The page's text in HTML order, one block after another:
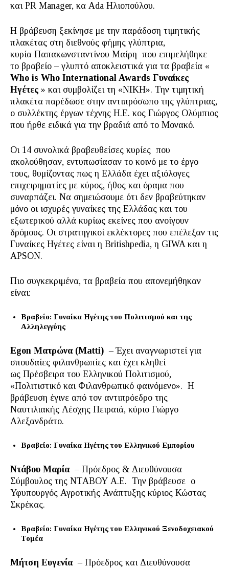
και PR Manager, κα Ada Ηλιοπούλου.
Η βράβευση ξεκίνησε με την παράδοση τιμητικής
πλακέτας στη διεθνούς φήμης γλύπτρια,
κυρία Παπακωνσταντίνου Μαίρη που επιμελήθηκε
το βραβείο – γλυπτό αποκλειστικά για τα βραβεία «
Who is Who International Awards Γυναίκες
Ηγέτες » και συμβολίζει τη «ΝΙΚΗ». Την τιμητική
πλακέτα παρέδωσε στην αντιπρόσωπο της γλύπτριας,
ο συλλέκτης έργων τέχνης Η.Ε. κος Γιώργος Ολύμπιος
που ήρθε ειδικά για την βραδιά από το Μονακό.
Οι 14 συνολικά βραβευθείσες κυρίες που
ακολούθησαν, εντυπωσίασαν το κοινό με το έργο
τους, θυμίζοντας πως η Ελλάδα έχει αξιόλογες
επιχειρηματίες με κύρος, ήθος και όραμα που
συναρπάζει. Να σημειώσουμε ότι δεν βραβεύτηκαν
μόνο οι ισχυρές γυναίκες της Ελλάδας και του
εξωτερικού αλλά κυρίως εκείνες που ανοίγουν
δρόμους. Οι στρατηγικοί εκλέκτορες που επέλεξαν τις
Γυναίκες Ηγέτες είναι η Britishpedia, η GIWA και η
APSON.
Πιο συγκεκριμένα, τα βραβεία που απονεμήθηκαν
είναι:
Βραβείο: Γυναίκα Ηγέτης του Πολιτισμού και της
Αλληλεγγύης
Egon Ματρώνα (Matti) – Έχει αναγνωριστεί για
σπουδαίες φιλανθρωπίες και έχει κληθεί
ως Πρέσβειρα του Ελληνικού Πολιτισμού,
«Πολιτιστικό και Φιλανθρωπικό φαινόμενο». Η
βράβευση έγινε από τον αντιπρόεδρο της
Ναυτιλιακής Λέσχης Πειραιά, κύριο Γιώργο
Αλεξανδράτο.
Βραβείο: Γυναίκα Ηγέτης του Ελληνικού Εμπορίου
Ντάβου Μαρία – Πρόεδρος & Διευθύνουσα
Σύμβουλος της ΝΤΑΒΟΥ Α.Ε. Την βράβευσε ο
Υφυπουργός Αγροτικής Ανάπτυξης κύριος Κώστας
Σκρέκας.
Βραβείο: Γυναίκα Ηγέτης του Ελληνικού Ξενοδοχειακού
Τομέα
Μήτση Ευγενία – Πρόεδρος και Διευθύνουσα